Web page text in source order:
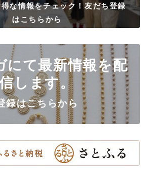
な情報をチェック！友だち登録
はこちらから
にて最新情報を配
します。
録はこちらから